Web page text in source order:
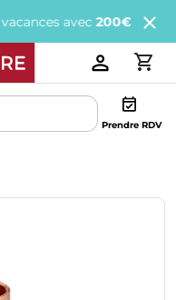
avec200€ offerts tous
Prendre RDV